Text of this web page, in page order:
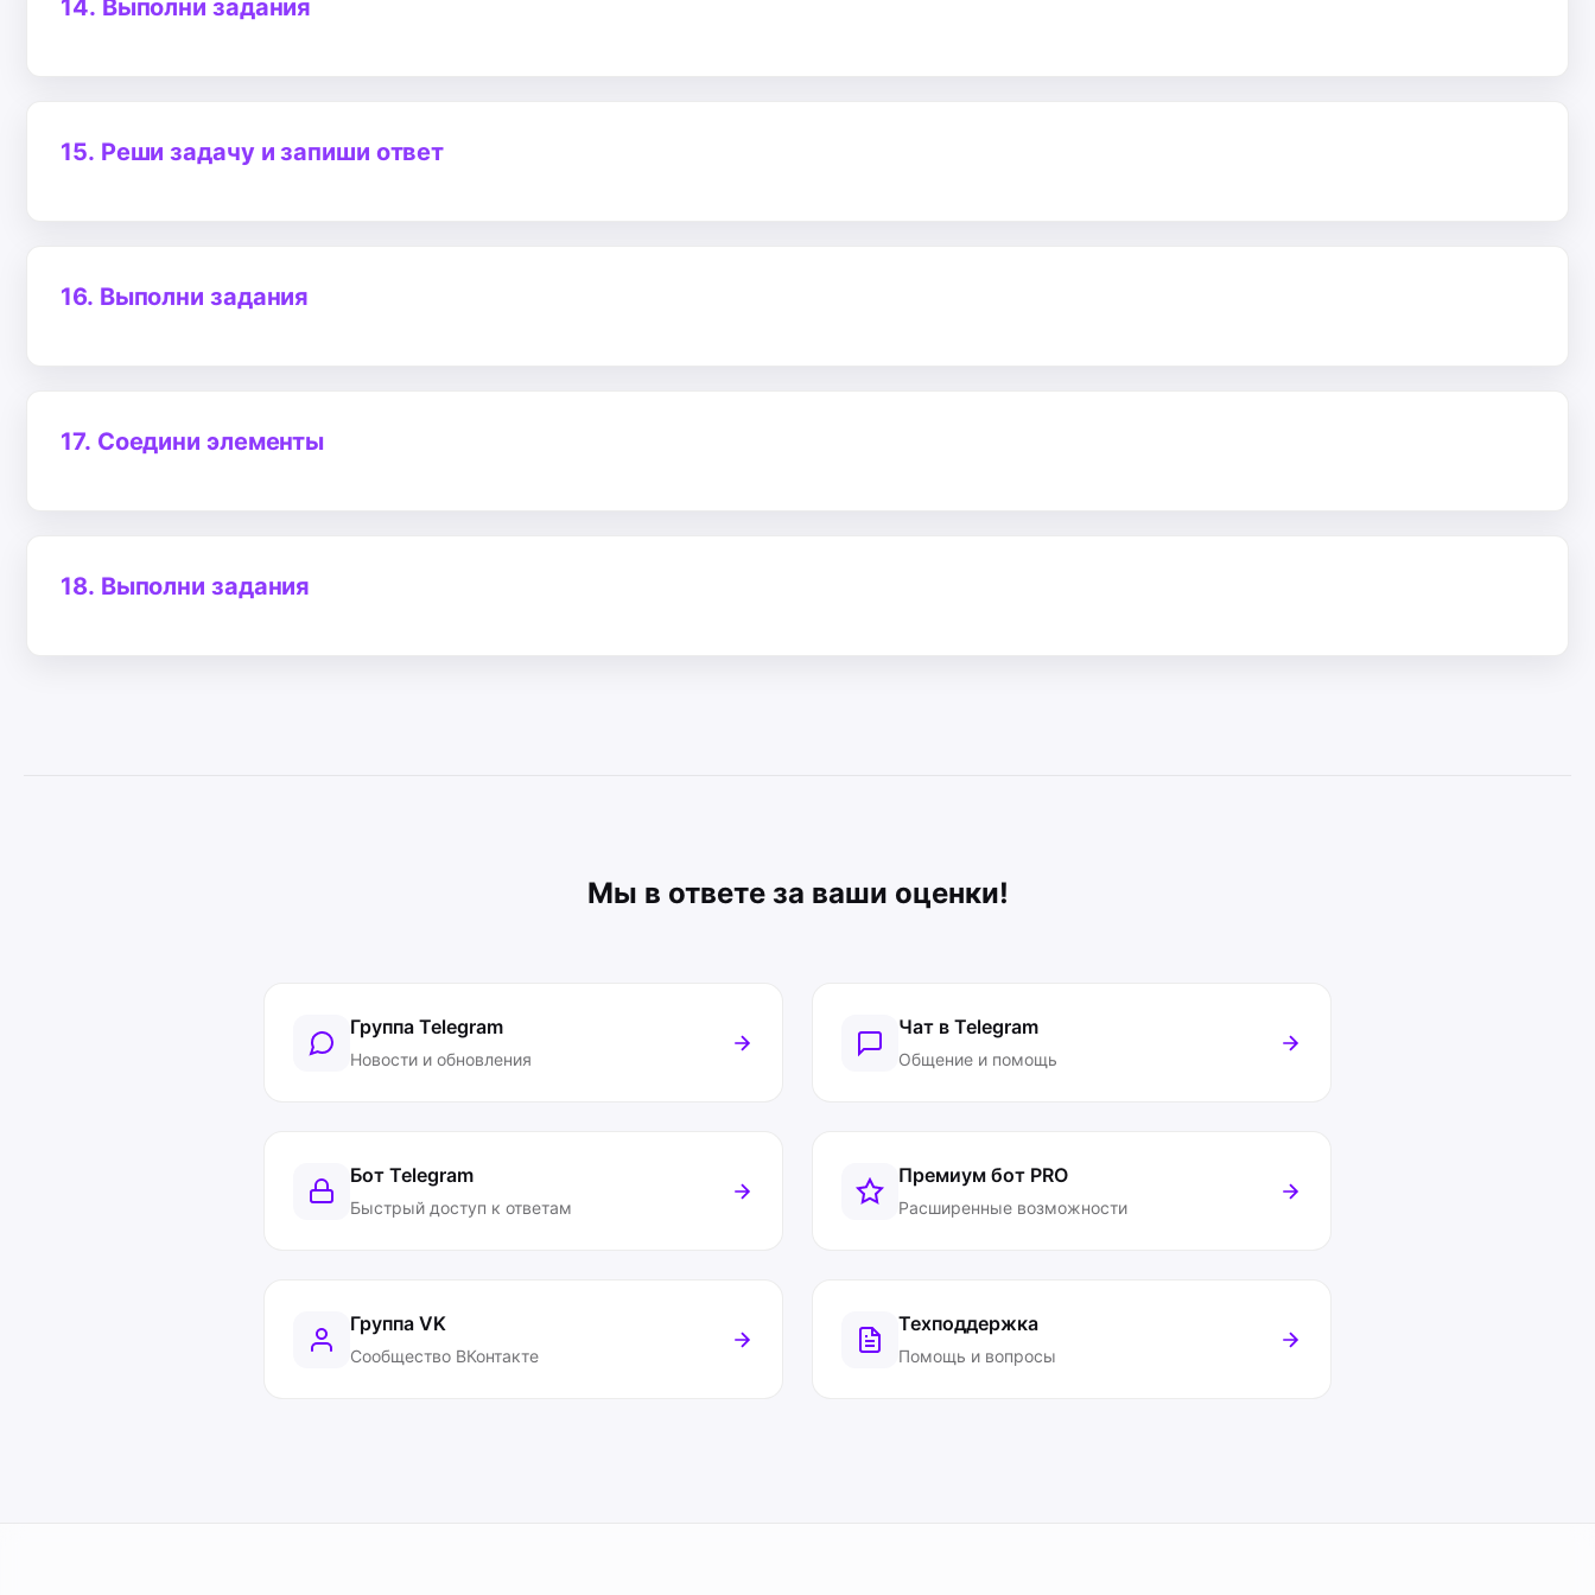
14. Выполни задания
15. Реши задачу и запиши ответ
16. Выполни задания
17. Соедини элементы
18. Выполни задания
Мы в ответе за ваши оценки!
Группа Telegram
Новости и обновления
Чат в Telegram
Общение и помощь
Бот Telegram
Быстрый доступ к ответам
Премиум бот PRO
Расширенные возможности
Группа VK
Сообщество ВКонтакте
Техподдержка
Помощь и вопросы